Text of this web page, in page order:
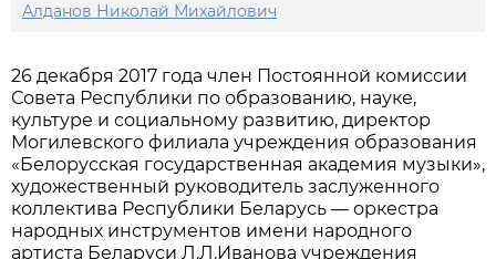
Алданов Николай Михайлович
26 декабря 2017 года член Постоянной комиссии
Совета Республики по образованию, науке,
культуре и социальному развитию, директор
Могилевского филиала учреждения образования
«Белорусская государственная академия музыки»,
художественный руководитель заслуженного
коллектива Республики Беларусь — оркестра
народных инструментов имени народного
артиста Беларуси Л.Л.Иванова учреждения